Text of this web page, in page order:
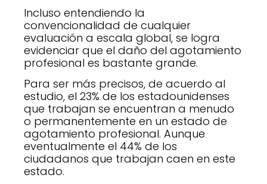
Incluso entendiendo la
convencionalidad de cualquier
evaluación a escala global, se logra
evidenciar que el daño del agotamiento
profesional es bastante grande.
Para ser más precisos, de acuerdo al
estudio, el 23% de los estadounidenses
que trabajan se encuentran a menudo
o permanentemente en un estado de
agotamiento profesional. Aunque
eventualmente el 44% de los
ciudadanos que trabajan caen en este
estado.